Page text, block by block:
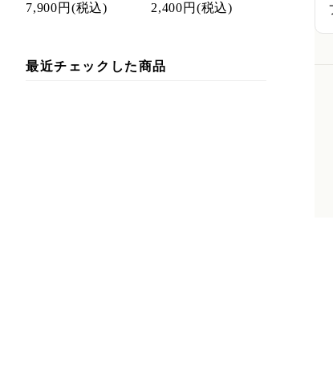
7,900円 (税込)
2,400円 (税込)
最近チェックした商品